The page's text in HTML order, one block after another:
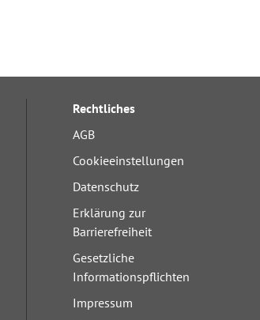
Rechtliches
AGB
Cookieeinstellungen
Datenschutz
Erklärung zur
Barrierefreiheit
Gesetzliche
Informationspflichten
Impressum